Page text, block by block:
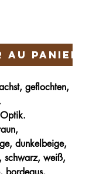
panier
geflochten,
dunkelbeige,
schwarz, weiß,
bordeaus,